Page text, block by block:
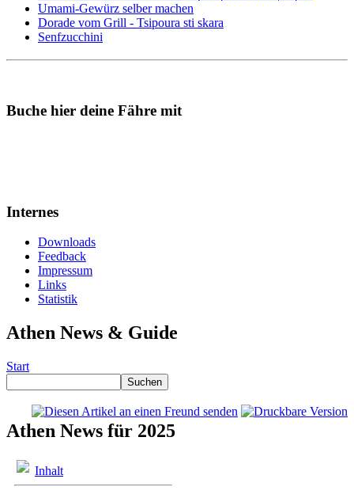
Umami-Gewürz selber machen
Dorade vom Grill - Tsipoura sti skara
Senfzucchini
Buche hier deine Fähre mit
Internes
Downloads
Feedback
Impressum
Links
Statistik
Athen News & Guide
Start
Athen News für 2025
Inhalt